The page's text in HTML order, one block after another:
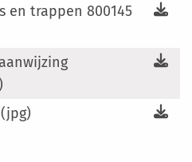
en trappen 800145